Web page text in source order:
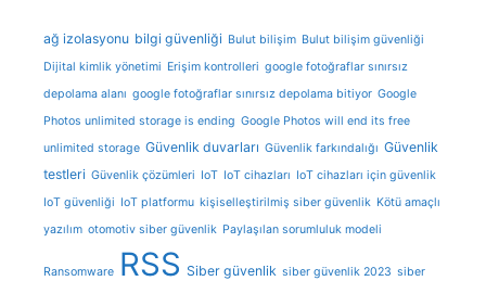
ağ izolasyonu bilgi güvenliği Bulut bilişim Bulut bilişim güvenliği
Dijital kimlik yönetimi Erişim kontrolleri google fotoğraflar sınırsız
depolama alanı google fotoğraflar sınırsız depolama bitiyor Google
Photos unlimited storage is ending Google Photos will end its free
unlimited storage Güvenlik duvarları Güvenlik farkındalığı Güvenlik
testleri Güvenlik çözümleri IoT IoT cihazları IoT cihazları için güvenlik
IoT güvenliği IoT platformu kişiselleştirilmiş siber güvenlik Kötü amaçlı
yazılım otomotiv siber güvenlik Paylaşılan sorumluluk modeli
Ransomware RSS Siber güvenlik siber güvenlik 2023 siber